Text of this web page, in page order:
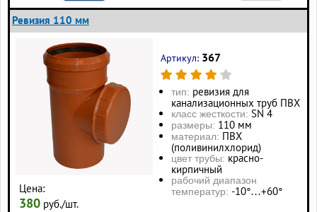
Ревизия 110 мм
Цена:
380 руб./шт.
Артикул: 367
тип: ревизия для
канализационных труб ПВХ
класс жесткости: SN 4
размеры: 110 мм
материал: ПВХ
(поливинилхлорид)
цвет трубы: красно-
кирпичный
рабочий диапазон
температур: -10°…+60°